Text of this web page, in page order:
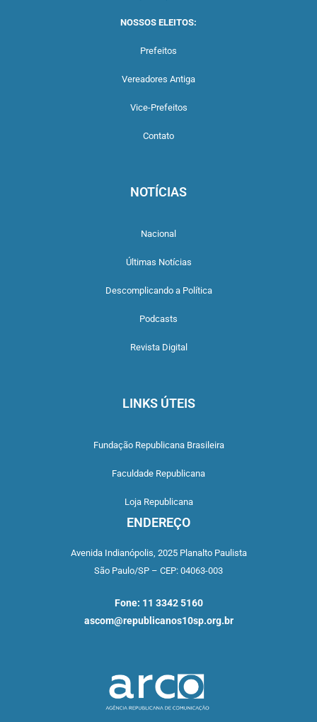
NOSSOS ELEITOS:
Prefeitos
Vereadores Antiga
Vice-Prefeitos
Contato
NOTÍCIAS
Nacional
Últimas Notícias
Descomplicando a Política
Podcasts
Revista Digital
LINKS ÚTEIS
Fundação Republicana Brasileira
Faculdade Republicana
Loja Republicana
ENDEREÇO
Avenida Indianópolis, 2025 Planalto Paulista
São Paulo/SP – CEP: 04063-003
Fone: 11 3342 5160
ascom@republicanos10sp.org.br